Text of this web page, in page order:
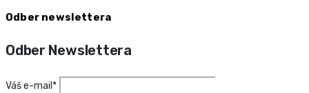
Odber newslettera
Odber Newslettera
Váš e-mail*